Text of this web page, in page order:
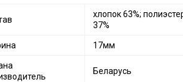
хлопок 63%;
37%
17мм
Беларусь